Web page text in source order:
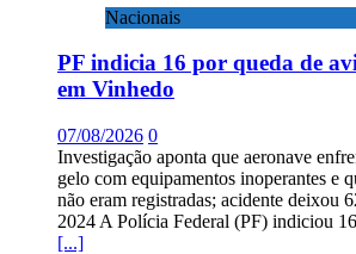
Nacionais
PF indicia 16 por queda de
em Vinhedo
07/08/2026 0
Investigação aponta que aeronave
gelo com equipamentos inoperantes e
não eram registradas; acidente deixou
2024 A Polícia Federal (PF) indiciou
[...]